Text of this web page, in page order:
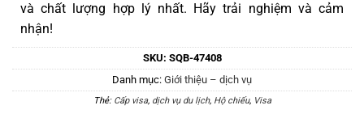
và chất lượng hợp lý nhất. Hãy trải nghiệm và cảm
nhận!
SKU: SQB-47408
Danh mục: Giới thiệu – dịch vụ
Thẻ: Cấp visa, dịch vụ du lịch, Hộ chiếu, Visa